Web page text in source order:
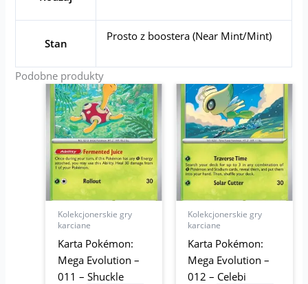
Stan
Prosto z boostera (Near Mint/Mint)
Podobne produkty
Kolekcjonerskie gry
karciane
Karta Pokémon:
Mega Evolution –
011 – Shuckle
Kolekcjonerskie gry
karciane
Karta Pokémon:
Mega Evolution –
012 – Celebi